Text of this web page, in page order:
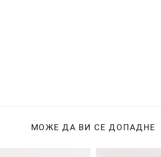
МОЖЕ ДА ВИ СЕ ДОПАДНЕ